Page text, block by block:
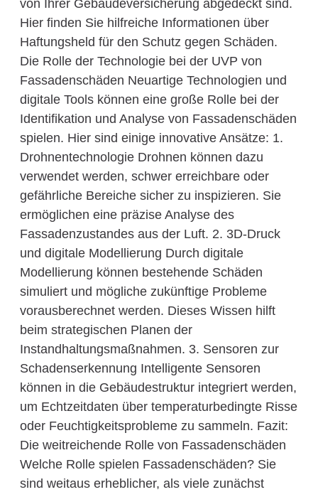
von Ihrer Gebäudeversicherung abgedeckt sind.
Hier finden Sie hilfreiche Informationen über
Haftungsheld für den Schutz gegen Schäden.
Die Rolle der Technologie bei der UVP von
Fassadenschäden Neuartige Technologien und
digitale Tools können eine große Rolle bei der
Identifikation und Analyse von Fassadenschäden
spielen. Hier sind einige innovative Ansätze: 1.
Drohnentechnologie Drohnen können dazu
verwendet werden, schwer erreichbare oder
gefährliche Bereiche sicher zu inspizieren. Sie
ermöglichen eine präzise Analyse des
Fassadenzustandes aus der Luft. 2. 3D-Druck
und digitale Modellierung Durch digitale
Modellierung können bestehende Schäden
simuliert und mögliche zukünftige Probleme
vorausberechnet werden. Dieses Wissen hilft
beim strategischen Planen der
Instandhaltungsmaßnahmen. 3. Sensoren zur
Schadenserkennung Intelligente Sensoren
können in die Gebäudestruktur integriert werden,
um Echtzeitdaten über temperaturbedingte Risse
oder Feuchtigkeitsprobleme zu sammeln. Fazit:
Die weitreichende Rolle von Fassadenschäden
Welche Rolle spielen Fassadenschäden? Sie
sind weitaus erheblicher, als viele zunächst